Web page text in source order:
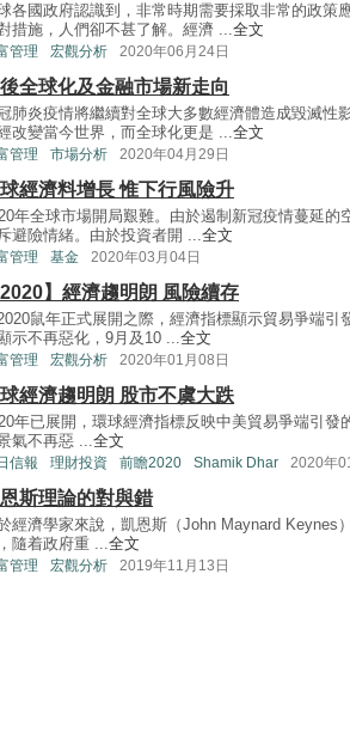
各國政府認識到，非常時期需要採取非常的政策
措施，人們卻不甚了解。經濟 ...全文
管理 宏觀分析 2020年06月24日
全球化及金融市場新走向
肺炎疫情將繼續對全球大多數經濟體造成毀滅性
改變當今世界，而全球化更是 ...全文
管理 市場分析 2020年04月29日
經濟料增長 惟下行風險升
年全球市場開局艱難。由於遏制新冠疫情蔓延的
避險情緒。由於投資者開 ...全文
管理 基金 2020年03月04日
2020】經濟趨明朗 風險續存
鼠年正式展開之際，經濟指標顯示貿易爭端引
示不再惡化，9月及10 ...全文
管理 宏觀分析 2020年01月08日
經濟趨明朗 股市不虞大跌
年已展開，環球經濟指標反映中美貿易爭端引
氣不再惡 ...全文
信報 理財投資 前瞻2020 Shamik Dhar 2020年
斯理論的對與錯
經濟學家來說，凱恩斯（John Maynard Keynes
隨着政府重 ...全文
管理 宏觀分析 2019年11月13日